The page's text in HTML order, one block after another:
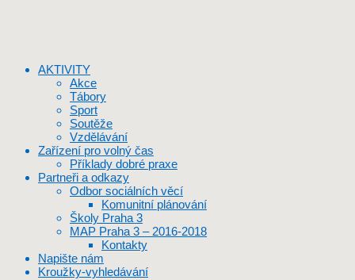
AKTIVITY
Akce
Tábory
Sport
Soutěže
Vzdělávání
Zařízení pro volný čas
Příklady dobré praxe
Partneři a odkazy
Odbor sociálních věcí
Komunitní plánování
Školy Praha 3
MAP Praha 3 – 2016-2018
Kontakty
Napište nám
Kroužky-vyhledávání